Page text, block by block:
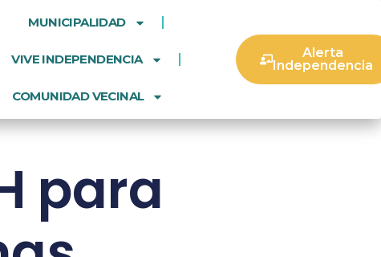
MUNICIPALIDAD
VIVE INDEPENDENCIA
COMUNIDAD VECINAL
Alerta
Independencia
para